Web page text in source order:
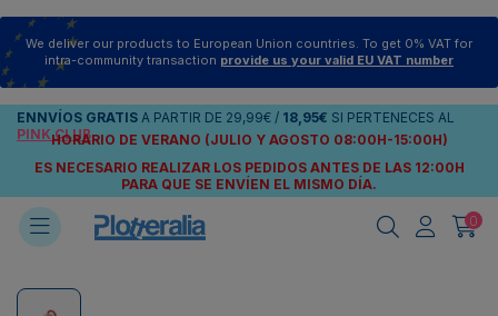
We deliver our products to European Union countries. To get 0% VAT for
intra-community transaction provide us your valid EU VAT number
ENNVÍOS GRATIS A PARTIR DE 29,99€ / 18,95€ SI PERTENECES AL
PINK CLUB
HORARIO DE VERANO (JULIO Y AGOSTO 08:00H-15:00H)
ES NECESARIO REALIZAR LOS PEDIDOS ANTES DE LAS 12:00H
PARA QUE SE ENVÍEN EL MISMO DÍA.
0